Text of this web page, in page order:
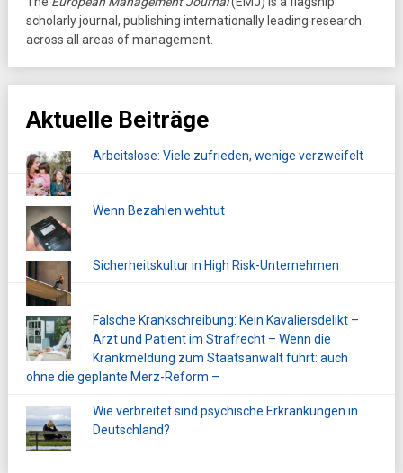
scholarly journal, publishing internationally leading research
across all areas of management.
Aktuelle Beiträge
Arbeitslose: Viele zufrieden, wenige verzweifelt
Wenn Bezahlen wehtut
Sicherheitskultur in High Risk-Unternehmen
Falsche Krankschreibung: Kein Kavaliersdelikt –
Arzt und Patient im Strafrecht – Wenn die
Krankmeldung zum Staatsanwalt führt: auch
ohne die geplante Merz-Reform –
Wie verbreitet sind psychische Erkrankungen in
Deutschland?